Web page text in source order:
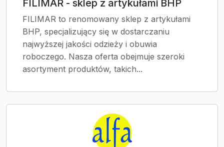
FILIMAR - sklep z artykułami BHP
FILIMAR to renomowany sklep z artykułami
BHP, specjalizujący się w dostarczaniu
najwyższej jakości odzieży i obuwia
roboczego. Nasza oferta obejmuje szeroki
asortyment produktów, takich...